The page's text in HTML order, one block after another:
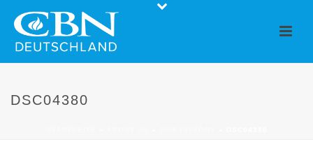
DSC04380